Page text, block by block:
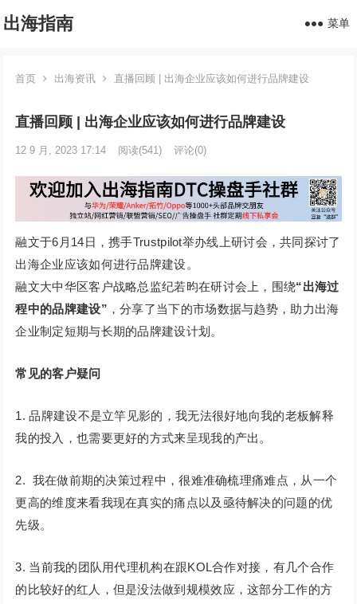
出海指南 菜单
首页 出海资讯 直播回顾 | 出海企业应该如何进行品牌建设
直播回顾 | 出海企业应该如何进行品牌建设
12 9 月, 2023 17:14 阅读(541) 评论(0)
融文于6月14日，携手Trustpilot举办线上研讨会，共同探讨了
出海企业应该如何进行品牌建设。
融文大中华区客户战略总监纪若昀在研讨会上，围绕“出海过
程中的品牌建设” ，分享了当下的市场数据与趋势，助力出海
企业制定短期与长期的品牌建设计划。
常见的客户疑问
1. 品牌建设不是立竿见影的，我无法很好地向我的老板解释
我的投入，也需要更好的方式来呈现我的产出。
2. 我在做前期的决策过程中，很难准确梳理痛难点，从一个
更高的维度来看我现在真实的痛点以及亟待解决的问题的优
先级。
3. 当前我的团队用代理机构在跟KOL合作对接，有几个合作
的比较好的红人，但是没法做到规模效应，这部分工作的方